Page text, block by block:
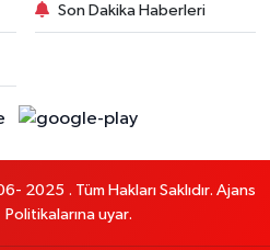
Son Dakika Haberleri
2025 . Tüm Hakları Saklıdır. Ajans
Politikalarına uyar.